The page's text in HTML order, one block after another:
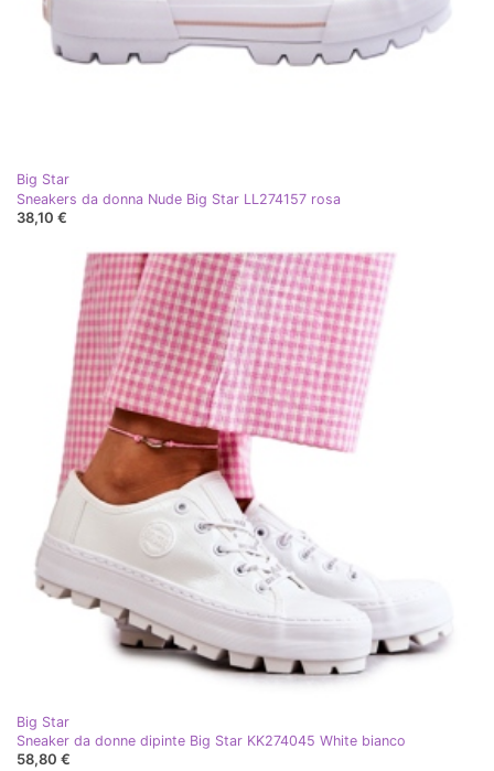
Big Star
Sneakers da donna Nude Big Star LL274157 rosa
38,10 €
Big Star
Sneaker da donne dipinte Big Star KK274045 White bianco
58,80 €